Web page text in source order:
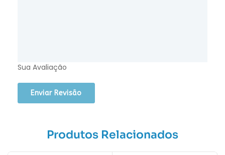
Sua Avaliação
Produtos Relacionados